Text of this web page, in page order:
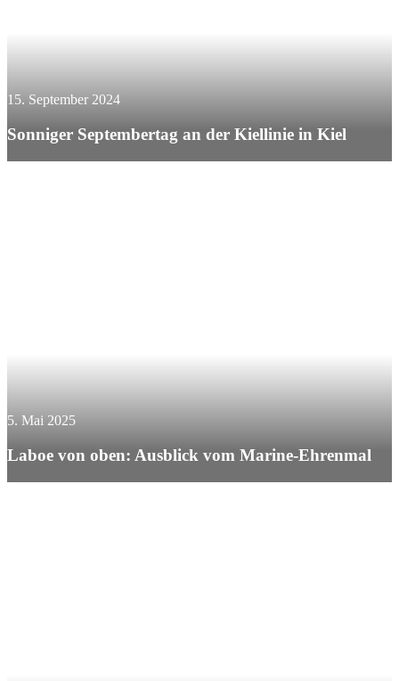
15. September 2024
Sonniger Septembertag an der Kiellinie in Kiel
5. Mai 2025
Laboe von oben: Ausblick vom Marine-Ehrenmal